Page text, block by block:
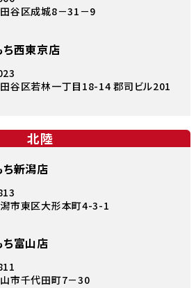
谷区成城8－31－9
ち西東京店
谷区若林一丁目18-14 郡司ビル201
北陸
新潟店
市東区大形本町4-3-1
ち富山店
市千代田町7－30